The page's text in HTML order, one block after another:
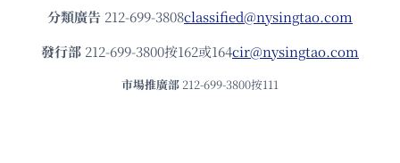
分類廣告 212-699-3808classified@nysingtao.com
發⾏部 212-699-3800按162或164cir@nysingtao.com
市場推廣部 212-699-3800按111